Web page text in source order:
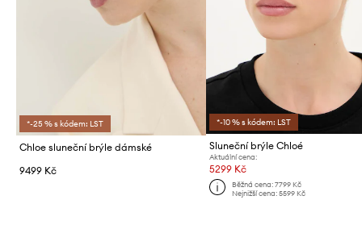
*-25 % s kódem: LST
Chloe sluneční brýle dámské
9499 Kč
*-10 % s kódem: LST
Sluneční brýle Chloé
Aktuální cena:
5299 Kč
Běžná cena: 7799 Kč
Nejnižší cena: 5599 Kč